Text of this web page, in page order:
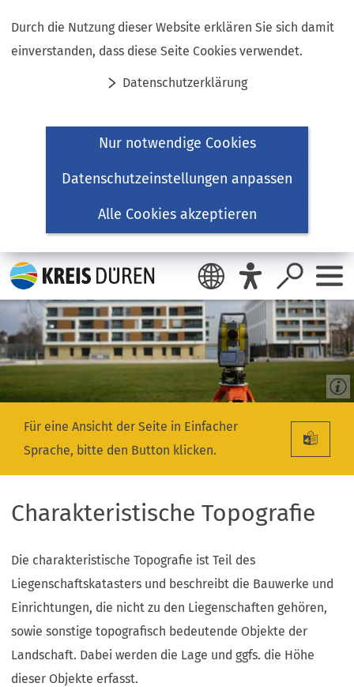
Durch die Nutzung dieser Website erklären Sie sich damit
einverstanden, dass diese Seite Cookies verwendet.
Datenschutzerklärung
Nur notwendige Cookies
Datenschutzeinstellungen anpassen
Alle Cookies akzeptieren
Inhalt anspringen
Für eine Ansicht der Seite in Einfacher
Sprache, bitte den Button klicken.
Charakteristische Topografie
Die charakteristische Topografie ist Teil des
Liegenschaftskatasters und beschreibt die Bauwerke und
Einrichtungen, die nicht zu den Liegenschaften gehören,
sowie sonstige topografisch bedeutende Objekte der
Landschaft. Dabei werden die Lage und ggfs. die Höhe
dieser Objekte erfasst.